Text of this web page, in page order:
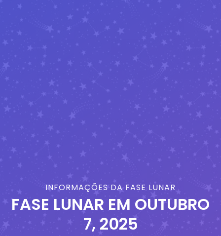
INFORMAÇÕES DA FASE LUNAR
FASE LUNAR EM OUTUBRO
7, 2025